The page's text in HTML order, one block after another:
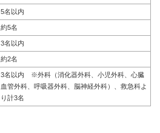
5名以内
約5名
3名以内
約2名
3名以内 ※外科（消化器外科、小児外科、心臓
血管外科、呼吸器外科、脳神経外科）、救急科よ
り計3名